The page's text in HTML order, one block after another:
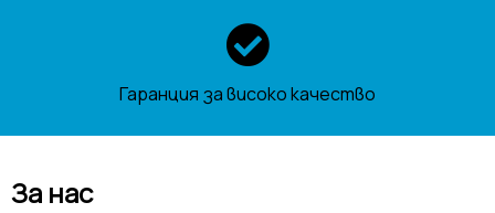
Гаранция за високо качество
За нас